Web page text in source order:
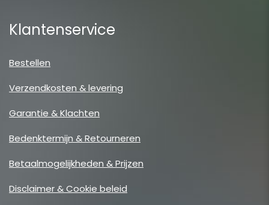
Klantenservice
Bestellen
Verzendkosten & levering
Garantie & Klachten
Bedenktermijn & Retourneren
Betaalmogelijkheden & Prijzen
Disclaimer & Cookie beleid